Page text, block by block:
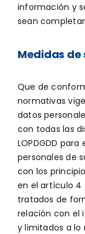
información y
sean
Medidas
Que de
normativas
datos
con todas las
LOPDGDD
personales de
con los
en el artículo 4
tratados de
relación con el
y limitados a lo